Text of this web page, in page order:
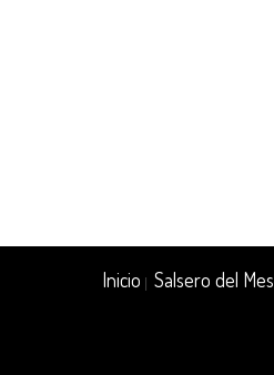
Inicio |Salsero del Mes